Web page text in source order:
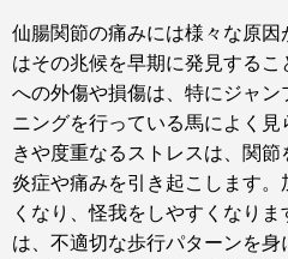
仙腸関節の痛みには様々な原
はその兆候を早期に発見する
への外傷や損傷は、特にジャ
ニングを行っている馬によく
きや度重なるストレスは、関節
炎症や痛みを引き起こします
くなり、怪我をしやすくなり
は、不適切な歩行パターンを